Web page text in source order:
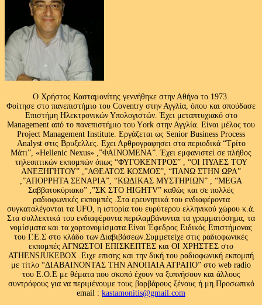
Ο Χρήστος Κασταμονίτης γεννήθηκε στην Αθήνα το 1973.
Φοίτησε στο πανεπιστήμιο του Coventry στην Αγγλία, όπου και σπούδασε
Επιστήμη Ηλεκτρονικών Υπολογιστών. Έχει μεταπτυχιακό στο
Management από το πανεπιστήμιο του Υork στην Αγγλία. Είναι μέλος του
Project Management Institute. Εργάζεται ως Senior Business Process
Analyst στις Βρυξελλες. Εχει Αρθρογραφησει στα περιοδικά “Τρίτο
Μάτι”, «Hellenic Nexus» ,”ΦΑΙΝΟΜΕΝΑ”. Έχει εμφανιστεί σε πλήθος
τηλεοπτικών εκπομπών όπως “ΦΥΓΟΚΕΝΤΡΟΣ” , “ΟΙ ΠΥΛΕΣ ΤΟΥ
ΑΝΕΞΗΓΗΤΟΥ” ,”ΑΘΕΑΤΟΣ ΚΟΣΜΟΣ”, “ΠΑΝΩ ΣΤΗΝ ΩΡΑ”
,”ΑΠΟΡΡΗΤΑ ΣΕΝΑΡΙΑ”, “ΚΩΔΙΚΑΣ ΜΥΣΤΗΡΙΩΝ” , “MEGA
Σαββατοκύριακο” ,”ΣΚ ΣΤΟ HIGHTV” καθώς και σε πολλές
ραδιοφωνικές εκπομπές .Στα ερευνητικά του ενδιαφέροντα
συγκαταλέγονται τα UFO, η ιστορία του ευρύτερου ελληνικού χώρου κ.ά.
Στα συλλεκτικά του ενδιαφέροντα περιλαμβάνονται τα γραμματόσημα, τα
νομίσματα και τα χαρτονομίσματα.Είναι Έφεδρος Ειδικός Επιστήμονας
του Γ.Ε.Σ στο κλάδο των Διαβιβάσεων.Συμμετείχε στις ραδιοφωνικές
εκπομπές ΑΓΝΩΣΤΟΙ ΕΠΙΣΚΕΠΤΕΣ και ΟΙ ΧΡΗΣΤΕΣ στο
ATHENSJUKEBOX .Ειχε επισης και την δική του ραδιοφωνική εκπομπή
με τίτλο “ΔΙΑΒΑΙΝΟΝΤΑΣ ΤΗΝ ΑΝΟΠΑΙΑ ΑΤΡΑΠΟ” στο web radio
του Ε.Ο.Ε με θέματα που σκοπό έχουν να ξυπνήσουν και άλλους
συντρόφους για να περιμένουμε τους βαρβάρους ξένους ή μη.Προσωπικό
email : kastamonitis@gmail.com